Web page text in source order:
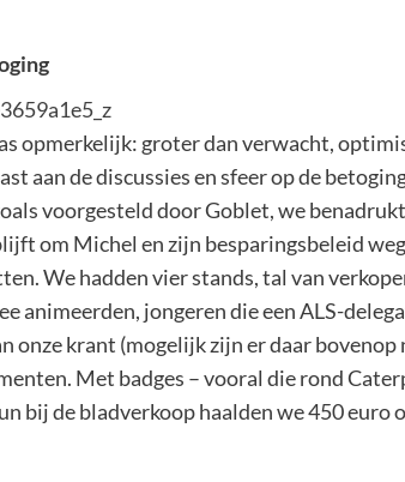
opmerkelijk: groter dan verwacht,
aan de discussies en sfeer op de
voorgesteld door Goblet, we
om Michel en zijn besparingsbeleid
We hadden vier stands, tal van
animeerden, jongeren die een ALS-
onze krant (mogelijk zijn er daar
Met badges – vooral die rond
bij de bladverkoop haalden we 450 euro